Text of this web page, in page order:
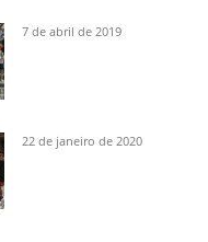
7 de abril de 2019
22 de janeiro de 2020